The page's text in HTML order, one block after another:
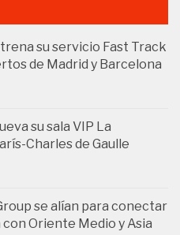
su servicio Fast Track
de Madrid y Barcelona
su sala VIP La
Charles de Gaulle
se alían para conectar
Oriente Medio y Asia